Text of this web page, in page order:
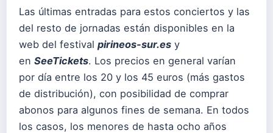
Las últimas entradas para estos conciertos y las
del resto de jornadas están disponibles en la
web del festival pirineos-sur.es y
en SeeTickets. Los precios en general varían
por día entre los 20 y los 45 euros (más gastos
de distribución), con posibilidad de comprar
abonos para algunos fines de semana. En todos
los casos, los menores de hasta ocho años